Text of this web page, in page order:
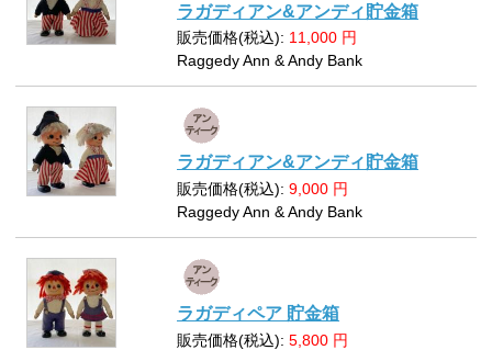
ラガディアン&アンディ貯金箱
販売価格(税込): 11,000 円
Raggedy Ann & Andy Bank
ラガディアン&アンディ貯金箱
販売価格(税込): 9,000 円
Raggedy Ann & Andy Bank
ラガディペア 貯金箱
販売価格(税込): 5,800 円